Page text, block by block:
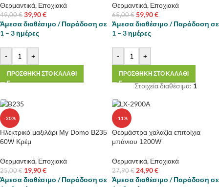
Θερμαντικά, Εποχιακά
49,00€ 39,90€
Άμεσα διαθέσιμο / Παράδοση σε
1 – 3 ημέρες
- +
ΠΡΟΣΘΗΚΗ ΣΤΟ ΚΑΛΑΘΙ
Θερμαντικά, Εποχιακά
65,00€ 59,90€
Άμεσα διαθέσιμο / Παράδοση σε
1 – 3 ημέρες
- +
ΠΡΟΣΘΗΚΗ ΣΤΟ ΚΑΛΑΘΙ
Στοιχεία διαθέσιμα: 1
-20%
Ηλεκτρικό μαξιλάρι My Domo B235
60W Κρέμ
Θερμαντικά, Εποχιακά
25,00€ 19,90€
Άμεσα διαθέσιμο / Παράδοση σε
-11%
Θερμάστρα χαλαζία επιτοίχια
μπάνιου 1200W
Θερμαντικά, Εποχιακά
27,90€ 24,90€
Άμεσα διαθέσιμο / Παράδοση σε